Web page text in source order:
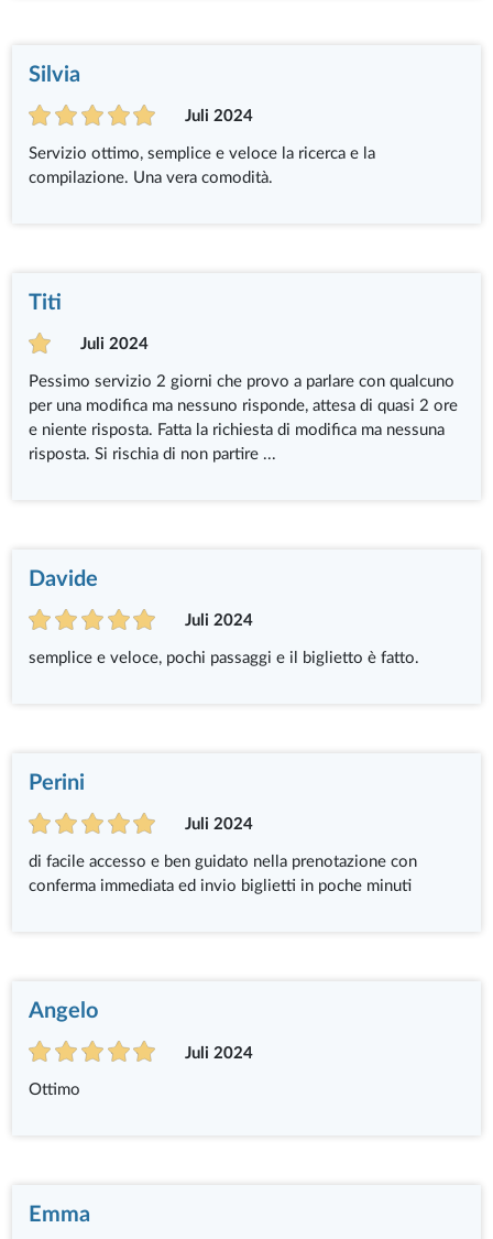
Silvia
Juli 2024
Servizio ottimo, semplice e veloce la ricerca e la
compilazione. Una vera comodità.
Titi
Juli 2024
Pessimo servizio 2 giorni che provo a parlare con qualcuno
per una modifica ma nessuno risponde, attesa di quasi 2 ore
e niente risposta. Fatta la richiesta di modifica ma nessuna
risposta. Si rischia di non partire ...
Davide
Juli 2024
semplice e veloce, pochi passaggi e il biglietto è fatto.
Perini
Juli 2024
di facile accesso e ben guidato nella prenotazione con
conferma immediata ed invio biglietti in poche minuti
Angelo
Juli 2024
Ottimo
Emma